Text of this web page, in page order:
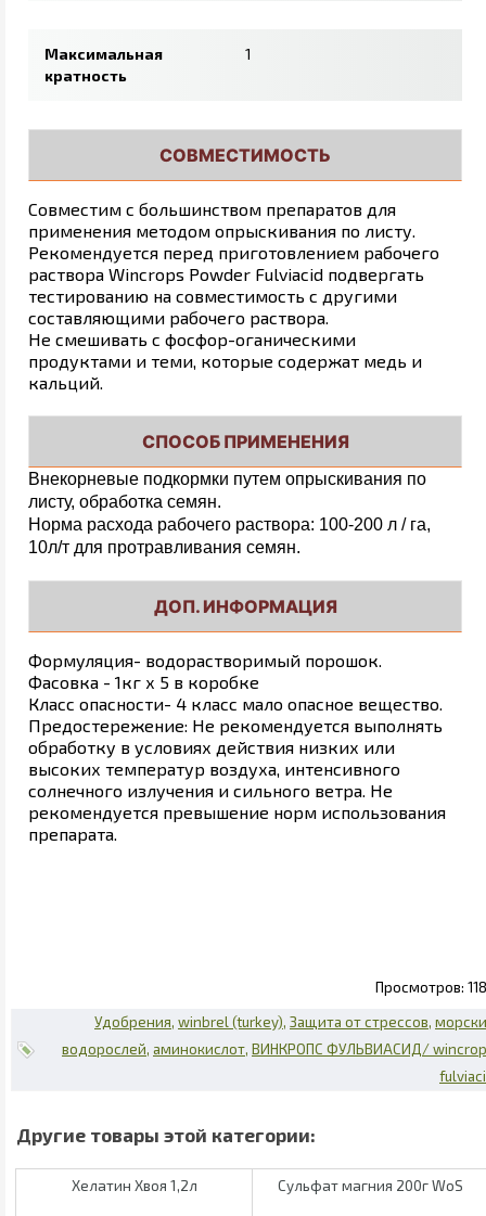
Максимальная
кратность
1
СОВМЕСТИМОСТЬ
Совместим с большинством препаратов для
применения методом опрыскивания по листу.
Рекомендуется перед приготовлением рабочего
раствора Wincrops Powder Fulviacid подвергать
тестированию на совместимость с другими
составляющими рабочего раствора.
Не смешивать с фосфор-оганическими
продуктами и теми, которые содержат медь и
кальций.
СПОСОБ ПРИМЕНЕНИЯ
Внекорневые подкормки путем опрыскивания по
листу, обработка семян.
Норма расхода рабочего раствора: 100-200 л / га,
10л/т для протравливания семян.
ДОП. ИНФОРМАЦИЯ
Формуляция- водорастворимый порошок.
Фасовка - 1кг х 5 в коробке
Класс опасности- 4 класс мало опасное вещество.
Предостережение: Не рекомендуется выполнять
обработку в условиях действия низких или
высоких температур воздуха, интенсивного
солнечного излучения и сильного ветра. Не
рекомендуется превышение норм использования
препарата.
Удобрения winbrel (turkey) Защита от стрессов
водорослей аминокислот ВИНКРОПС ФУЛЬВИАСИД/
Хелатин Хвоя 1,2л Сульфат магния 200г WoS